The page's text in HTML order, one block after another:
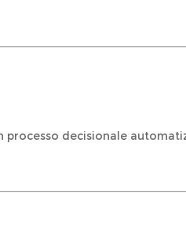
processo decisionale